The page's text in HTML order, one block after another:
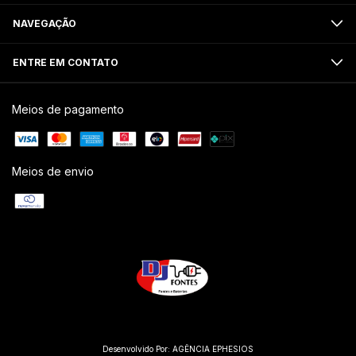
NAVEGAÇÃO
ENTRE EM CONTATO
Meios de pagamento
Meios de envio
Desenvolvido Por: AGÊNCIA EPHESIOS